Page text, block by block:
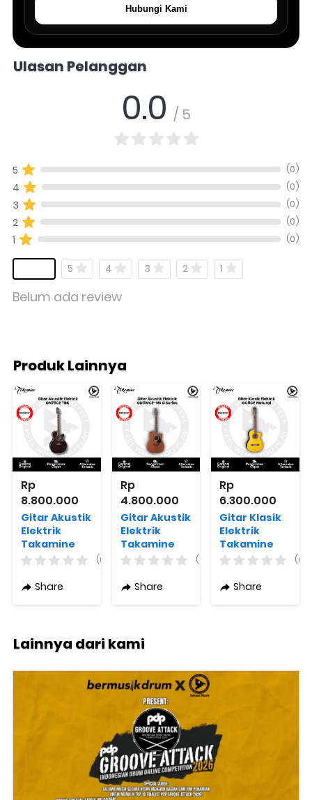
Hubungi Kami
Ulasan Pelanggan
0.0 / 5
5 (0)
4 (0)
3 (0)
2 (0)
1 (0)
5 4 3 2 1
Belum ada review
Produk Lainnya
Rp
8.800.000
Gitar Akustik
Elektrik
Takamine
GN75CE TBK
(0)
Share
Rp
4.800.000
Gitar Akustik
Elektrik
Takamine
GD11MCE-NS
(0)
Share
Rp
6.300.000
Gitar Klasik
Elektrik
Takamine
GC5CE
(0)
Share
Lainnya dari kami